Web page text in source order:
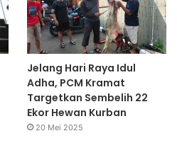
Jelang Hari Raya Idul
Adha, PCM Kramat
Targetkan Sembelih 22
Ekor Hewan Kurban
20 Mei 2025